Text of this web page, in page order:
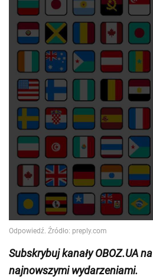
Subskrybuj kanały OBOZ.UA na
najnowszymi wydarzeniami.